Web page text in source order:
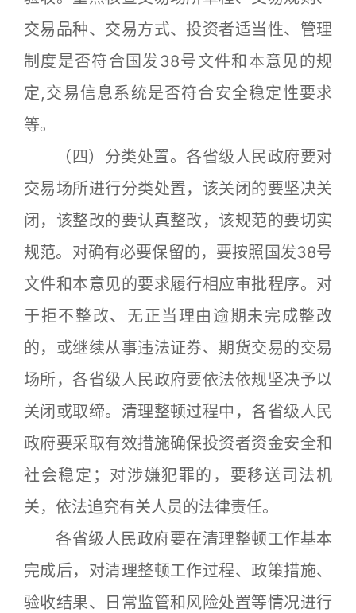
交易品种、交易方式、投资者适当性、管理
制度是否符合国发38号文件和本意见的规
定,交易信息系统是否符合安全稳定性要求
等。
（四）分类处置。各省级人民政府要对
交易场所进行分类处置，该关闭的要坚决关
闭，该整改的要认真整改，该规范的要切实
规范。对确有必要保留的，要按照国发38号
文件和本意见的要求履行相应审批程序。对
于拒不整改、无正当理由逾期未完成整改
的，或继续从事违法证券、期货交易的交易
场所，各省级人民政府要依法依规坚决予以
关闭或取缔。清理整顿过程中，各省级人民
政府要采取有效措施确保投资者资金安全和
社会稳定；对涉嫌犯罪的，要移送司法机
关，依法追究有关人员的法律责任。
各省级人民政府要在清理整顿工作基本
完成后，对清理整顿工作过程、政策措施、
验收结果、日常监管和风险处置等情况进行